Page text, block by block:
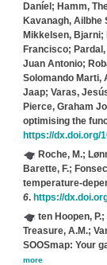
Daníel; Hamm,
Kavanagh, Ailbhe
Mikkelsen, Bjarni;
Francisco;
Juan Antonio;
Solomando Marti,
Jaap; Varas,
Pierce, Graham
optimising the
https://dx.doi.org/
Roche, M.;
Barette, F.;
temperature-
6. https://
ten Hoopen,
Treasure, A.M.;
SOOSmap: Your
more